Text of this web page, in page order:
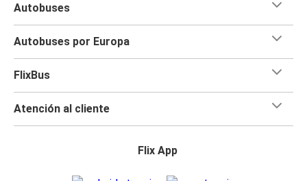
Autobuses
Autobuses por Europa
FlixBus
Atención al cliente
Flix App